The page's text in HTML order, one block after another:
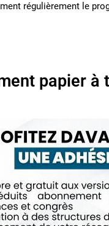
régulièrement le
papier